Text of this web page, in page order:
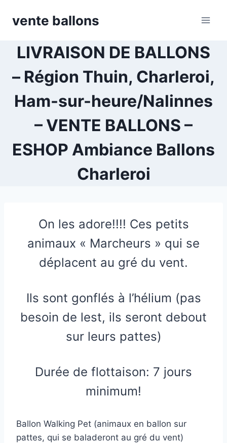
vente ballons
LIVRAISON DE BALLONS
– Région Thuin, Charleroi,
Ham-sur-heure/Nalinnes
– VENTE BALLONS –
ESHOP Ambiance Ballons
Charleroi
On les adore!!!! Ces petits
animaux « Marcheurs » qui se
déplacent au gré du vent.
Ils sont gonflés à l’hélium (pas
besoin de lest, ils seront debout
sur leurs pattes)
Durée de flottaison: 7 jours
minimum!
Ballon Walking Pet (animaux en ballon sur
pattes, qui se baladeront au gré du vent)